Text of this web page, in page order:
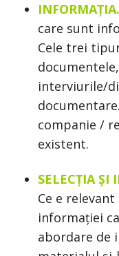
INFORMAȚIA.
care sunt
Cele trei
interviurile/
companie /
existent.
SELECȚIA ȘI
Ce e
informației
abordare de